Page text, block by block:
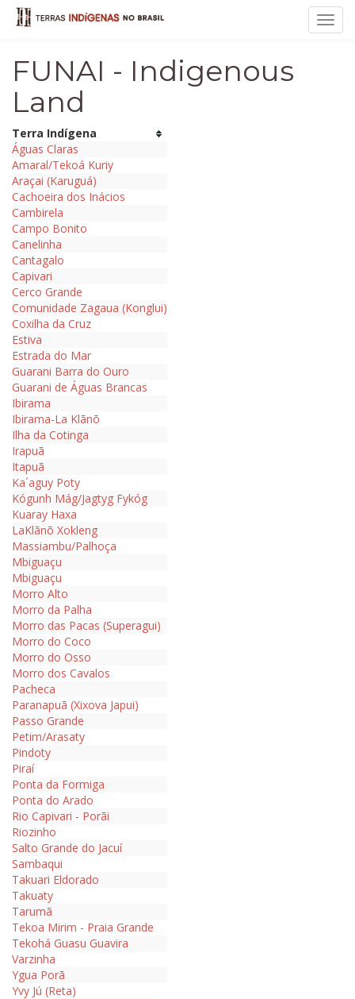
FUNAI - Indigenous
Land
Terra Indígena
Águas Claras
Amaral/Tekoá Kuriy
Araçai (Karuguá)
Cachoeira dos Inácios
Cambirela
Campo Bonito
Canelinha
Cantagalo
Capivari
Cerco Grande
Comunidade Zagaua (Konglui)
Coxilha da Cruz
Estiva
Estrada do Mar
Guarani Barra do Ouro
Guarani de Águas Brancas
Ibirama
Ibirama-La Klãnõ
Ilha da Cotinga
Irapuã
Itapuã
Ka´aguy Poty
Kógunh Mág/Jagtyg Fykóg
Kuaray Haxa
LaKlãnõ Xokleng
Massiambu/Palhoça
Mbiguaçu
Mbiguaçu
Morro Alto
Morro da Palha
Morro das Pacas (Superagui)
Morro do Coco
Morro do Osso
Morro dos Cavalos
Pacheca
Paranapuã (Xixova Japui)
Passo Grande
Petim/Arasaty
Pindoty
Piraí
Ponta da Formiga
Ponta do Arado
Rio Capivari - Porãi
Riozinho
Salto Grande do Jacuí
Sambaqui
Takuari Eldorado
Takuaty
Tarumã
Tekoa Mirim - Praia Grande
Tekohá Guasu Guavira
Varzinha
Ygua Porã
Yvy Jú (Reta)